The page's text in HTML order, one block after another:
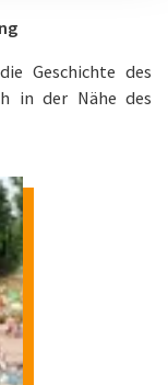
Geschichte des
in der Nähe des